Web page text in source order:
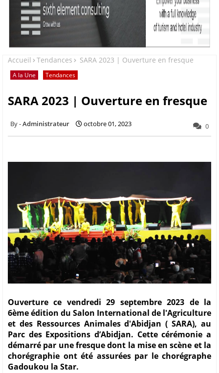
Accueil Tendances SARA 2023 | Ouverture en fresque
A la Une Tendances
SARA 2023 | Ouverture en fresque
Administrateur octobre 01, 2023 0
Ouverture ce vendredi 29 septembre 2023 de la
6ème édition du Salon International de l'Agriculture
et des Ressources Animales d'Abidjan ( SARA), au
Parc des Expositions d’Abidjan. Cette cérémonie a
démarré par une fresque dont la mise en scène et la
chorégraphie ont été assurées par le chorégraphe
Gadoukou la Star.